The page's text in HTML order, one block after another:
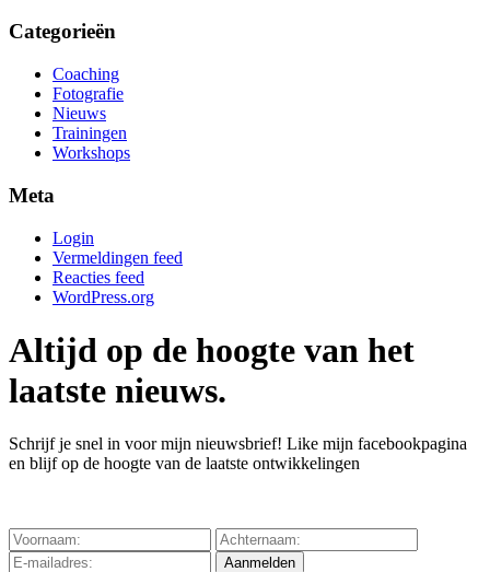
Categorieën
Coaching
Fotografie
Nieuws
Trainingen
Workshops
Meta
Login
Vermeldingen feed
Reacties feed
WordPress.org
Altijd op de hoogte van het
laatste nieuws.
Schrijf je snel in voor mijn nieuwsbrief! Like mijn facebookpagina
en blijf op de hoogte van de laatste ontwikkelingen
Aanmelden